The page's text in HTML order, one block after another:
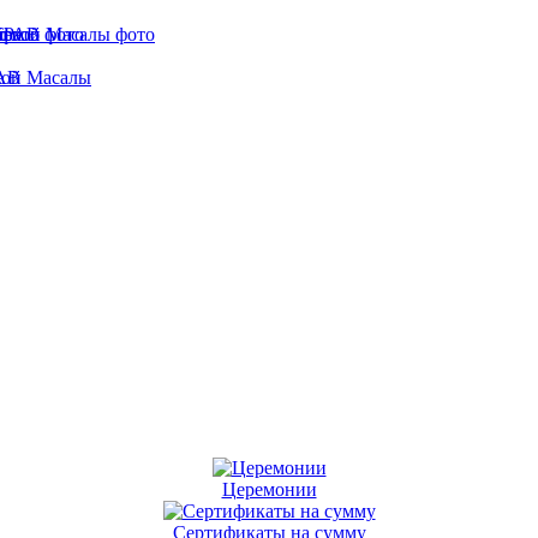
Церемонии
Сертификаты на сумму
Масалы